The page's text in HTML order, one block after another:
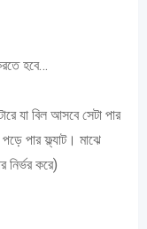
হবে…
যা বিল আসবে সেটা পার
পার ফ্ল্যাট। মাঝে
করে)